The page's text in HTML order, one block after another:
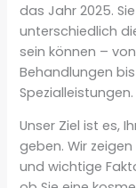
das Jahr 2025.
unterschiedlich
sein können –
Behandlungen
Spezialleistungen.
Unser Ziel ist es,
geben. Wir
und wichtige